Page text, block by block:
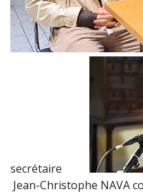
secrétaire
Jean-Christophe